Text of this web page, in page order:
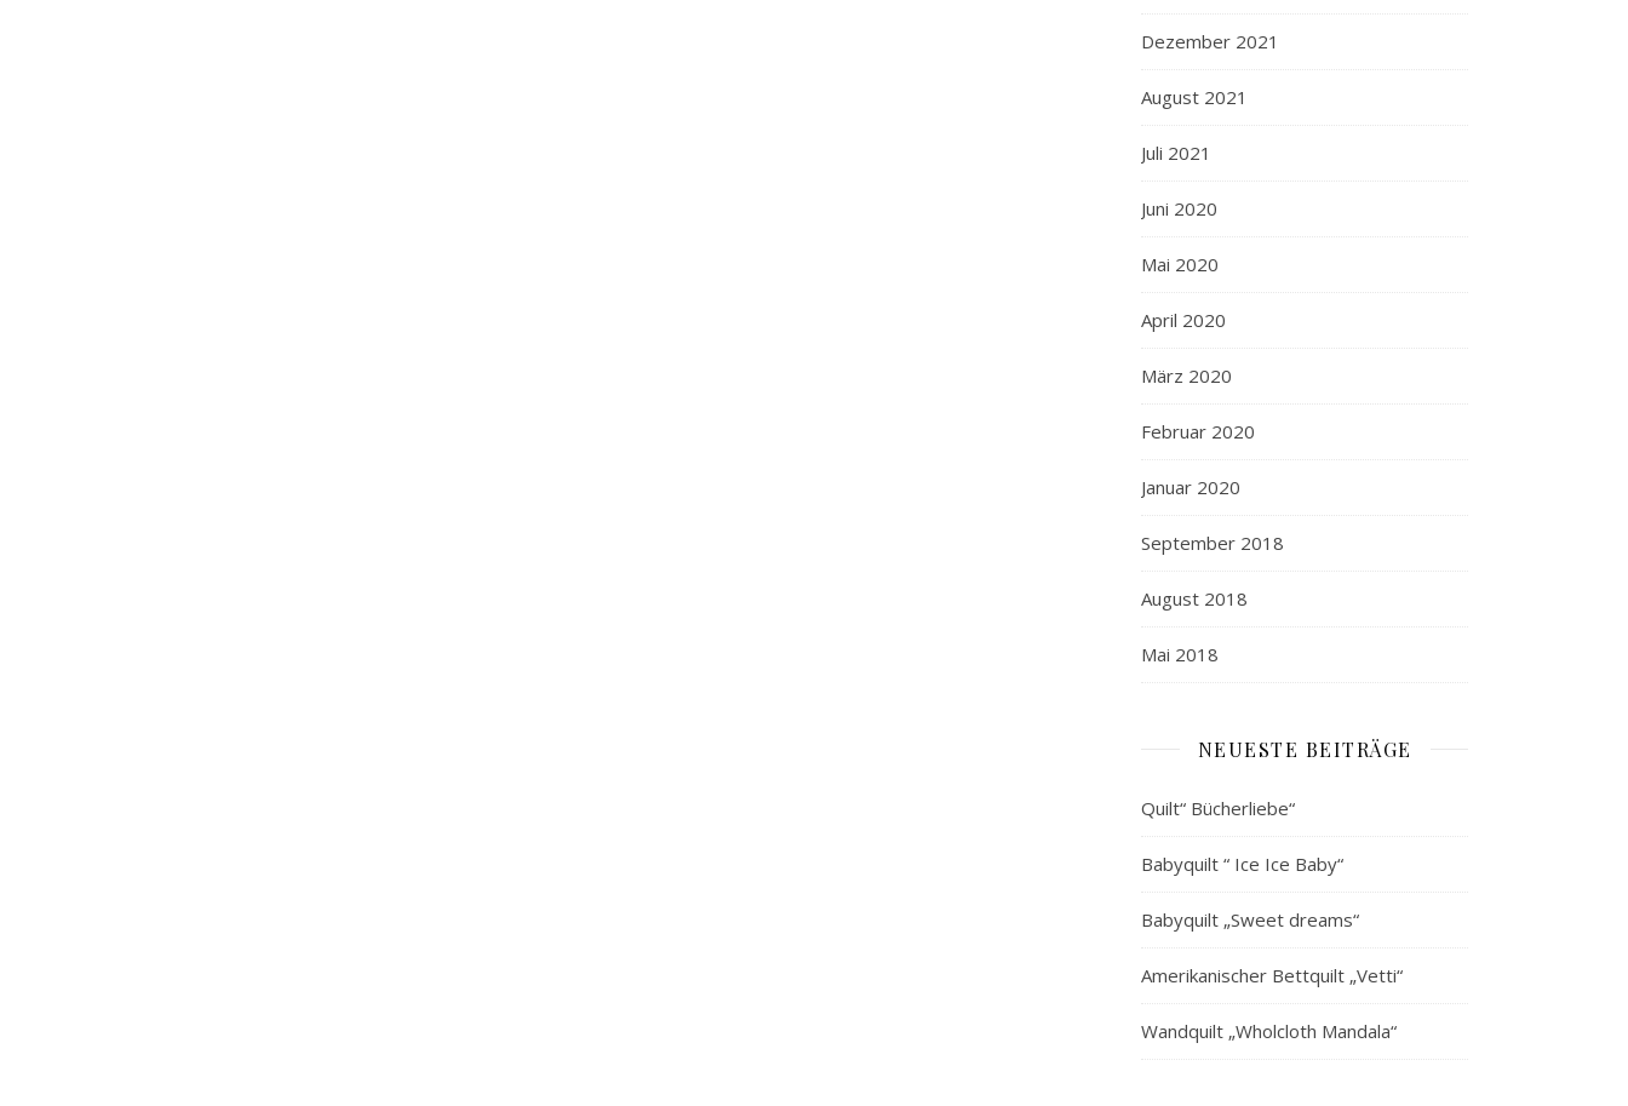
Dezember 2021
August 2021
Juli 2021
Juni 2020
Mai 2020
April 2020
März 2020
Februar 2020
Januar 2020
September 2018
August 2018
Mai 2018
NEUESTE BEITRÄGE
Quilt“ Bücherliebe“
Babyquilt “ Ice Ice Baby“
Babyquilt „Sweet dreams“
Amerikanischer Bettquilt „Vetti“
Wandquilt „Wholcloth Mandala“